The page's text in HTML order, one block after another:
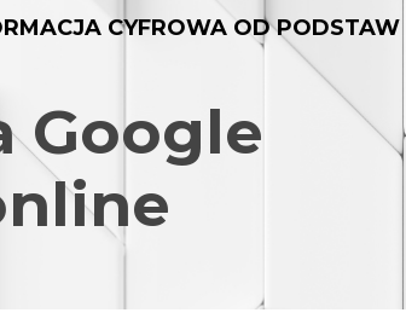
CYFROWA OD PODSTAW
Google